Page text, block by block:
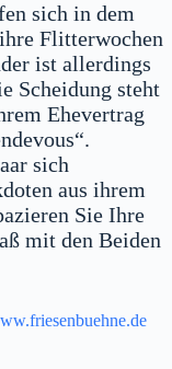
sich in dem
Flitterwochen
ist allerdings
Scheidung steht
Ehevertrag
sich
aus ihrem
Sie Ihre
mit den Beiden